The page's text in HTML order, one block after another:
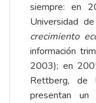
siempre: en
Universidad
crecimiento
información
2003); en
Rettberg, de
presentan